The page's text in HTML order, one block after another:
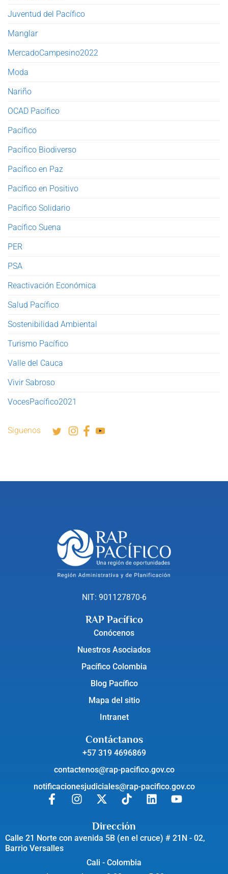
Juventud del Pacífico
Manglar
MercadoCampesino2022
Moda
Nariño
OCAD Pacífico
Pacífico
Pacífico Biodiverso
Pacífico en Paz
Pacífico en Positivo
Pacífico Solidario
Pacífico Suena
PER
PSA
Reactivación Económica
Salud Pacífico
Sostenibilidad Ambiental
Turismo Pacífico
Valle del Cauca
Vivir Sabroso
VocesPacífico2021
Síguenos
NIT: 901127870-6
RAP Pacífico
Conócenos
Nuestros Asociados
Pacífico Colombia
Blog Pacífico
Mapa del sitio
Intranet
Contáctanos
+57 319 4696869
contactenos@rap-pacifico.gov.co
notificacionesjudiciales@rap-pacifico.gov.co
Dirección
Calle 21 Norte con avenida 5B (en el cruce) # 21N - 02,
Barrio Versalles
Cali - Colombia